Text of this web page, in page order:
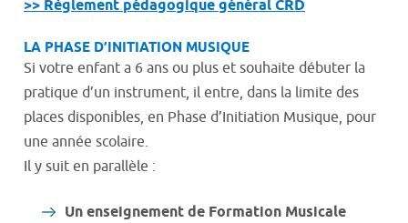
>> Règlement pédagogique général CRD
LA PHASE D’INITIATION MUSIQUE
Si votre enfant a 6 ans ou plus et souhaite débuter la
pratique d’un instrument, il entre, dans la limite des
places disponibles, en Phase d’Initiation Musique, pour
une année scolaire.
Il y suit en parallèle :
Un enseignement de Formation Musicale